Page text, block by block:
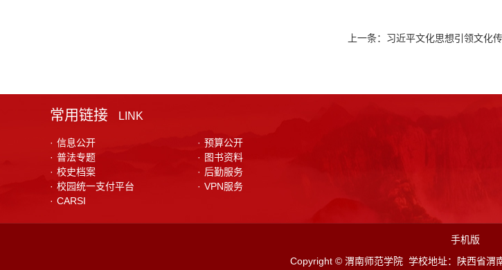
上一条： 习近平文化思想引领文化
常用链接 LINK
· 信息公开 · 预算公开
· 普法专题 · 图书资料
· 校史档案 · 后勤服务
· 校园统一支付平台 · VPN服务
· CARSI
手机版
Copyright © 渭南师范学院 学校地址：陕西省渭